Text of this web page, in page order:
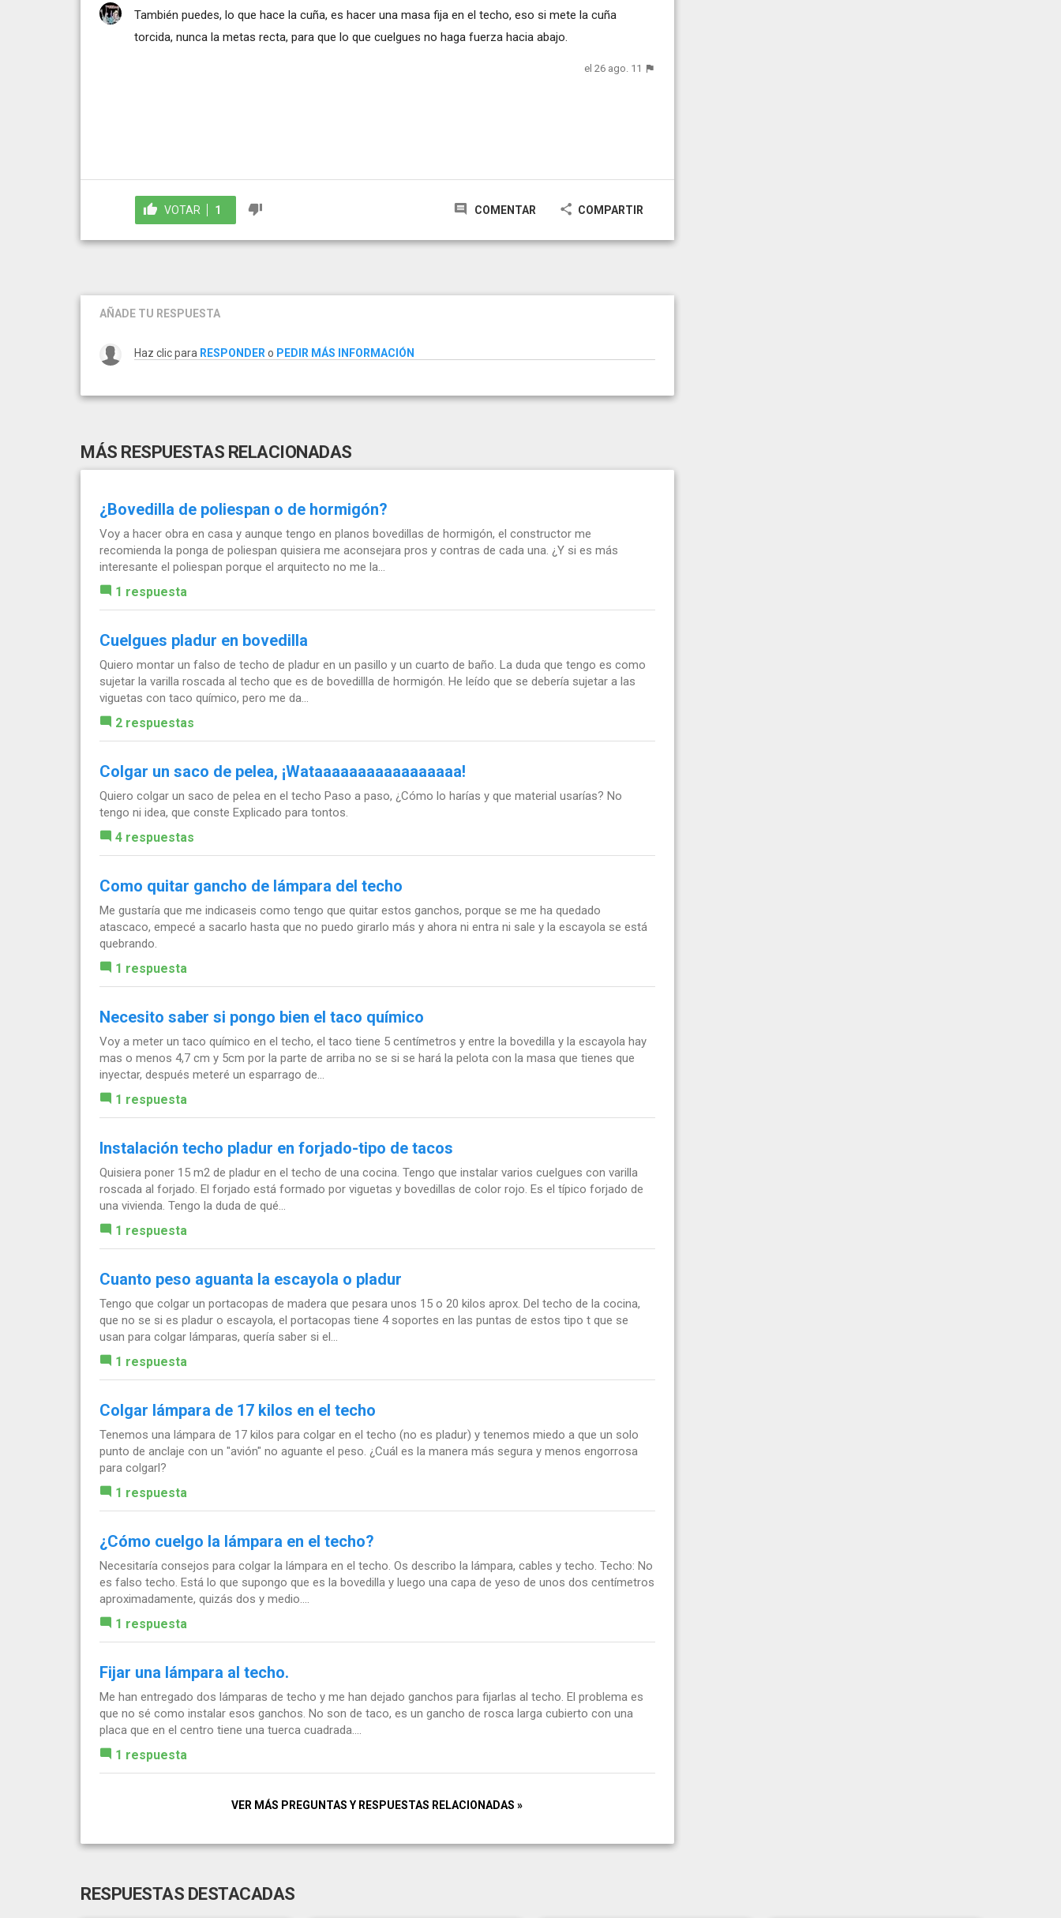
También puedes, lo que hace la cuña, es hacer una masa fija en el techo, eso si mete la cuña
torcida, nunca la metas recta, para que lo que cuelgues no haga fuerza hacia abajo.
el 26 ago. 11
VOTAR 1 COMENTAR COMPARTIR
AÑADE TU RESPUESTA
Haz clic para RESPONDER o PEDIR MÁS INFORMACIÓN
MÁS RESPUESTAS RELACIONADAS
¿Bovedilla de poliespan o de hormigón?
Voy a hacer obra en casa y aunque tengo en planos bovedillas de hormigón, el constructor me
recomienda la ponga de poliespan quisiera me aconsejara pros y contras de cada una. ¿Y si es más
interesante el poliespan porque el arquitecto no me la...
1 respuesta
Cuelgues pladur en bovedilla
Quiero montar un falso de techo de pladur en un pasillo y un cuarto de baño. La duda que tengo es como
sujetar la varilla roscada al techo que es de bovedillla de hormigón. He leído que se debería sujetar a las
viguetas con taco químico, pero me da...
2 respuestas
Colgar un saco de pelea, ¡Wataaaaaaaaaaaaaaaaa!
Quiero colgar un saco de pelea en el techo Paso a paso, ¿Cómo lo harías y que material usarías? No
tengo ni idea, que conste Explicado para tontos.
4 respuestas
Como quitar gancho de lámpara del techo
Me gustaría que me indicaseis como tengo que quitar estos ganchos, porque se me ha quedado
atascaco, empecé a sacarlo hasta que no puedo girarlo más y ahora ni entra ni sale y la escayola se está
quebrando.
1 respuesta
Necesito saber si pongo bien el taco químico
Voy a meter un taco químico en el techo, el taco tiene 5 centímetros y entre la bovedilla y la escayola hay
mas o menos 4,7 cm y 5cm por la parte de arriba no se si se hará la pelota con la masa que tienes que
inyectar, después meteré un esparrago de...
1 respuesta
Instalación techo pladur en forjado-tipo de tacos
Quisiera poner 15 m2 de pladur en el techo de una cocina. Tengo que instalar varios cuelgues con varilla
roscada al forjado. El forjado está formado por viguetas y bovedillas de color rojo. Es el típico forjado de
una vivienda. Tengo la duda de qué...
1 respuesta
Cuanto peso aguanta la escayola o pladur
Tengo que colgar un portacopas de madera que pesara unos 15 o 20 kilos aprox. Del techo de la cocina,
que no se si es pladur o escayola, el portacopas tiene 4 soportes en las puntas de estos tipo t que se
usan para colgar lámparas, quería saber si el...
1 respuesta
Colgar lámpara de 17 kilos en el techo
Tenemos una lámpara de 17 kilos para colgar en el techo (no es pladur) y tenemos miedo a que un solo
punto de anclaje con un "avión" no aguante el peso. ¿Cuál es la manera más segura y menos engorrosa
para colgarl?
1 respuesta
¿Cómo cuelgo la lámpara en el techo?
Necesitaría consejos para colgar la lámpara en el techo. Os describo la lámpara, cables y techo. Techo: No
es falso techo. Está lo que supongo que es la bovedilla y luego una capa de yeso de unos dos centímetros
aproximadamente, quizás dos y medio....
1 respuesta
Fijar una lámpara al techo.
Me han entregado dos lámparas de techo y me han dejado ganchos para fijarlas al techo. El problema es
que no sé como instalar esos ganchos. No son de taco, es un gancho de rosca larga cubierto con una
placa que en el centro tiene una tuerca cuadrada....
1 respuesta
VER MÁS PREGUNTAS Y RESPUESTAS RELACIONADAS »
RESPUESTAS DESTACADAS